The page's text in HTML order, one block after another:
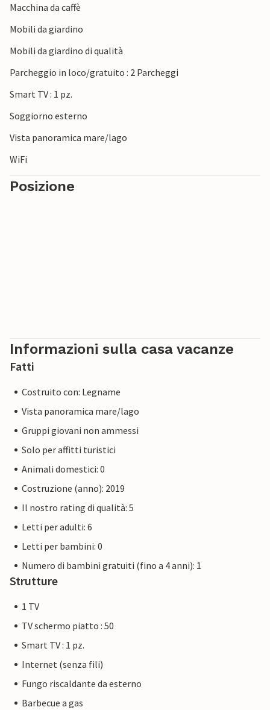
Macchina da caffè
Mobili da giardino
Mobili da giardino di qualità
Parcheggio in loco/gratuito : 2 Parcheggi
Smart TV : 1 pz.
Soggiorno esterno
Vista panoramica mare/lago
WiFi
Posizione
Informazioni sulla casa vacanze
Fatti
Costruito con: Legname
Vista panoramica mare/lago
Gruppi giovani non ammessi
Solo per affitti turistici
Animali domestici: 0
Costruzione (anno): 2019
Il nostro rating di qualità: 5
Letti per adulti: 6
Letti per bambini: 0
Numero di bambini gratuiti (fino a 4 anni): 1
Strutture
1 TV
TV schermo piatto : 50
Smart TV : 1 pz.
Internet (senza fili)
Fungo riscaldante da esterno
Barbecue a gas